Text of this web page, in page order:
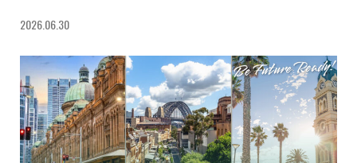
2026.06.30